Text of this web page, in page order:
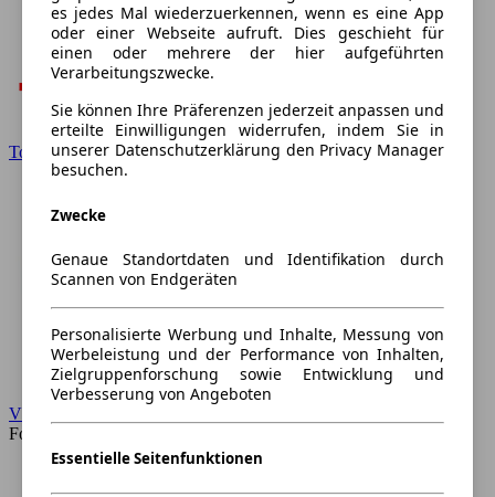
Toyota
VW
Forum
es jedes Mal wiederzuerkennen, wenn es eine App
oder einer Webseite aufruft. Dies geschieht für
einen oder mehrere der hier aufgeführten
Verarbeitungszwecke.
Sie können Ihre Präferenzen jederzeit anpassen und
erteilte Einwilligungen widerrufen, indem Sie in
unserer Datenschutzerklärung den Privacy Manager
besuchen.
Zwecke
Genaue Standortdaten und Identifikation durch
Scannen von Endgeräten
Personalisierte Werbung und Inhalte, Messung von
Werbeleistung und der Performance von Inhalten,
Zielgruppenforschung sowie Entwicklung und
Verbesserung von Angeboten
Essentielle Seitenfunktionen